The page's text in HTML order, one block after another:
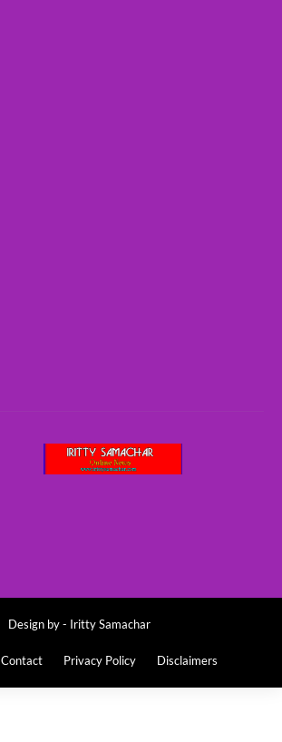
Design by - Iritty Samachar
Contact Privacy Policy Disclaimers